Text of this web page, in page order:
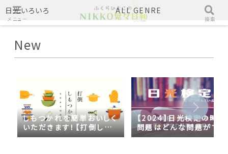
日光いろいろ ALL GENRE
New
しもつかれを簡単おいしく
いただきます！【打倒しも
つかれｓｅａｓｏｎ２】
【2024】日光検定の時事
問題はどんな問題がでる
の？2023年の時事問題
メニュー 検索